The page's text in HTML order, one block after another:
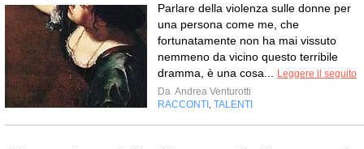
Parlare della violenza sulle donne per
una persona come me, che
fortunatamente non ha mai vissuto
nemmeno da vicino questo terribile
dramma, è una cosa...
Leggere il seguito
Da Andrea Venturotti
RACCONTI
TALENTI